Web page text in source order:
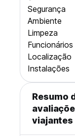
Segurança
Ambiente
Limpeza
Funcionários
Localização
Instalações
Resumo
viajantes